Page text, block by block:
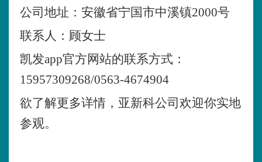
公司地址：安徽省宁国市中溪镇2000号
联系人：顾女士
凯发app官方网站的联系方式：
15957309268/0563-4674904
欲了解更多详情，亚新科公司欢迎你实地
参观。